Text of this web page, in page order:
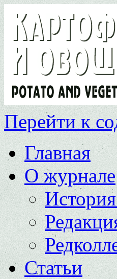
Перейти к
Главная
О журнале
Статьи